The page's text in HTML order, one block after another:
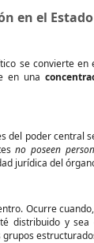
en el
se convierte en
en una
del poder central
no poseen
jurídica del
Ocurre
distribuido y